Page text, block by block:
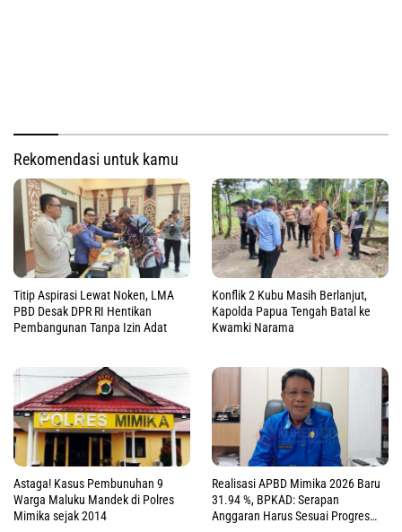
Rekomendasi untuk kamu
Titip Aspirasi Lewat Noken, LMA
PBD Desak DPR RI Hentikan
Pembangunan Tanpa Izin Adat
Konflik 2 Kubu Masih Berlanjut,
Kapolda Papua Tengah Batal ke
Kwamki Narama
Astaga! Kasus Pembunuhan 9
Warga Maluku Mandek di Polres
Mimika sejak 2014
Realisasi APBD Mimika 2026 Baru
31.94 %, BPKAD: Serapan
Anggaran Harus Sesuai Progres